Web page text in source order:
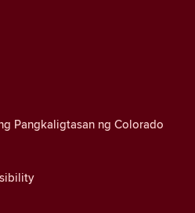
Pangkaligtasan ng Colorado